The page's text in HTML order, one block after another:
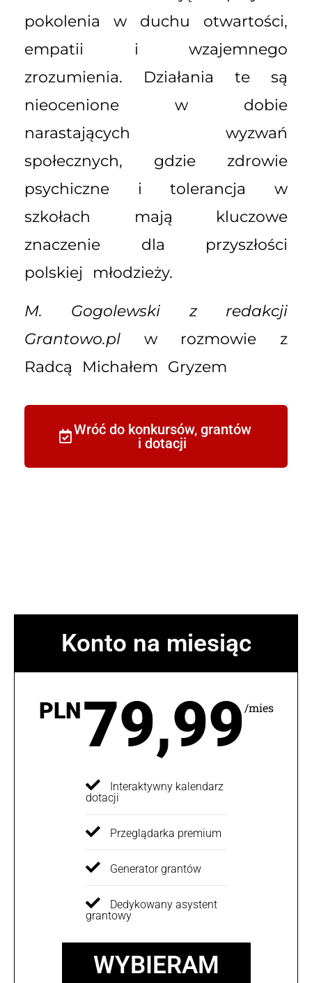
pokolenia w duchu otwartości,
empatii i wzajemnego
zrozumienia. Działania te są
nieocenione w dobie
narastających wyzwań
społecznych, gdzie zdrowie
psychiczne i tolerancja w
szkołach mają kluczowe
znaczenie dla przyszłości
polskiej młodzieży.
M. Gogolewski z redakcji
Grantowo.pl w rozmowie z
Radcą Michałem Gryzem
Wróć do konkursów, grantów
i dotacji
Konto na miesiąc
PLN79,99/mies
Interaktywny kalendarz
dotacji
Przeglądarka premium
Generator grantów
Dedykowany asystent
grantowy
WYBIERAM